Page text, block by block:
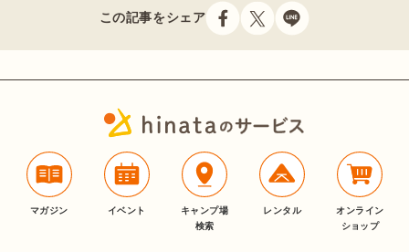
この記事をシェア
マガジン イベント
キャンプ場
検索
レンタル
オンライン
ショップ